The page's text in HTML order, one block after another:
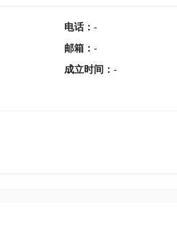
电话： -
邮箱 ： -
成立时间 ： -